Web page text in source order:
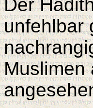
Der
unfehlbar
Muslimen